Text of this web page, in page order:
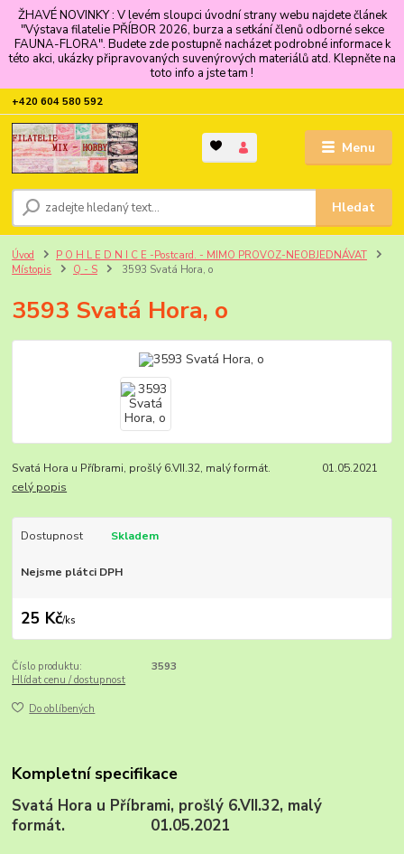
ŽHAVÉ NOVINKY : V levém sloupci úvodní strany webu najdete článek
"Výstava filatelie PŘÍBOR 2026, burza a setkání členů odborné sekce
FAUNA-FLORA". Budete zde postupně nacházet podrobné informace k
této akci, ukázky připravovaných suvenýrových materiálů atd. Klepněte na
toto info a jste tam !
Menu
Hledat
+420 604 580 592
Úvod
P O H L E D N I C E -Postcard. - MIMO PROVOZ-NEOBJEDNÁVAT
Místopis
Q - S 3593 Svatá Hora, o
3593 Svatá Hora, o
Svatá Hora u Příbrami, prošlý 6.VII.32, malý formát. 01.05.2021
celý popis
Dostupnost Skladem
Nejsme plátci DPH
25 Kč/ks
Číslo produktu:
3593
Hlídat cenu / dostupnost
Do oblíbených
Kompletní specifikace
Svatá Hora u Příbrami, prošlý 6.VII.32, malý
formát. 01.05.2021